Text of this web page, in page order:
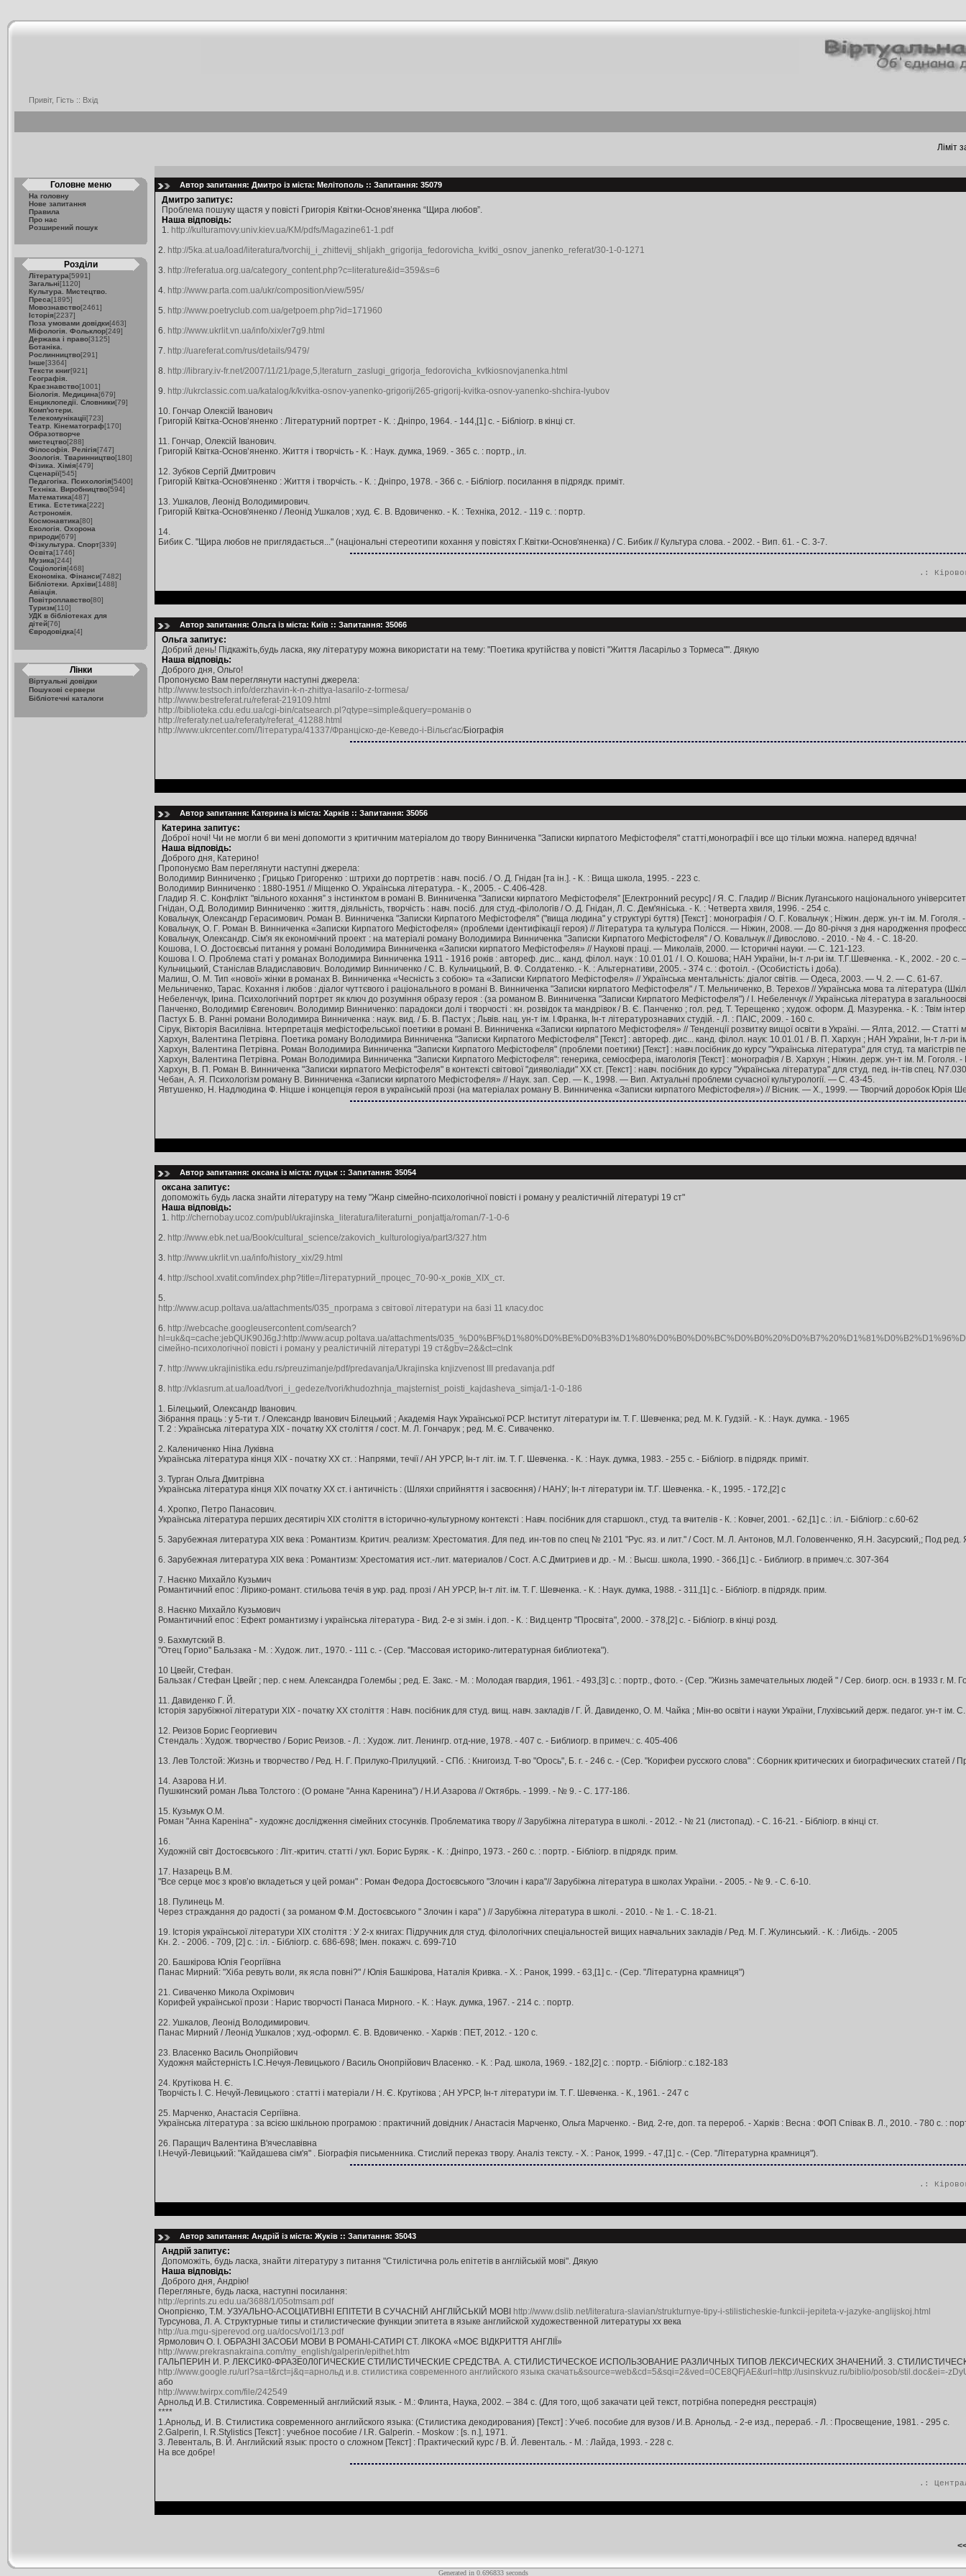
Привіт, Гість :: Вхід
Ліміт
Головне меню
На головну
Нове запитання
Правила
Про нас
Розширений пошук
Розділи
Література[5991]
Загальні[1120]
Культура. Мистецтво.
Преса[1895]
Мовознавство[2461]
Історія[2237]
Поза умовами довідки[463]
Міфологія. Фольклор[249]
Держава і право[3125]
Ботаніка.
Рослинництво[291]
Інше[3364]
Тексти книг[921]
Географія.
Краєзнавство[1001]
Біологія. Медицина[679]
Енциклопедії. Словники[79]
Комп'ютери.
Телекомунікації[723]
Театр. Кінематограф[170]
Образотворче
мистецтво[288]
Філософія. Релігія[747]
Зоологія. Тваринництво[180]
Фізика. Хімія[479]
Сценарії[545]
Педагогіка. Психологія[5400]
Техніка. Виробництво[594]
Математика[487]
Етика. Естетика[222]
Астрономія.
Космонавтика[80]
Екологія. Охорона
природи[679]
Фізкультура. Спорт[339]
Освіта[1746]
Музика[244]
Соціологія[468]
Економіка. Фінанси[7482]
Бібліотеки. Архіви[1488]
Авіація.
Повітроплавство[80]
Туризм[110]
УДК в бібліотеках для
дітей[76]
Євродовідка[4]
Лінки
Віртуальні довідки
Пошукові сервери
Бібліотечні каталоги
Автор запитання: Дмитро із міста: Мелітополь :: Запитання: 35079
Дмитро запитує:
Проблема пошуку щастя у повісті Григорія Квітки-Основ’яненка “Щира любов”.
Наша відповідь:
1. http://kulturamovy.univ.kiev.ua/KM/pdfs/Magazine61-1.pdf
2. http://5ka.at.ua/load/literatura/tvorchij_i_zhittevij_shljakh_grigorija_fedorovicha_kvitki_osnov_janenko_referat/30-1-0-1271
3. http://referatua.org.ua/category_content.php?c=literature&id=359&s=6
4. http://www.parta.com.ua/ukr/composition/view/595/
5. http://www.poetryclub.com.ua/getpoem.php?id=171960
6. http://www.ukrlit.vn.ua/info/xix/er7g9.html
7. http://uareferat.com/rus/details/9479/
8. http://library.iv-fr.net/2007/11/21/page,5,lteraturn_zaslugi_grigorja_fedorovicha_kvtkiosnovjanenka.html
9. http://ukrclassic.com.ua/katalog/k/kvitka-osnov-yanenko-grigorij/265-grigorij-kvitka-osnov-yanenko-shchira-lyubov
10. Гончар Олексій Іванович
Григорій Квітка-Основ’яненко : Літературний портрет - К. : Дніпро, 1964. - 144,[1] с. - Бібліогр. в кінці ст.
11. Гончар, Олексій Іванович.
Григорій Квітка-Основ’яненко. Життя і творчість - К. : Наук. думка, 1969. - 365 с. : портр., іл.
12. Зубков Сергій Дмитрович
Григорій Квітка-Основ'яненко : Життя і творчість. - К. : Дніпро, 1978. - 366 с. - Бібліогр. посилання в підрядк. приміт.
13. Ушкалов, Леонід Володимирович.
Григорій Квітка-Основ'яненко / Леонід Ушкалов ; худ. Є. В. Вдовиченко. - К. : Техніка, 2012. - 119 с. : портр.
14.
Бибик С. "Щира любов не приглядається..." (національні стереотипи кохання у повістях Г.Квітки-Основ'яненка) / С. Бибик // Культура слова. - 2002. - Вип. 61. - С. 3-7.
.:
Автор запитання: Ольга із міста: Київ :: Запитання: 35066
Ольга запитує:
Добрий день! Підкажіть,будь ласка, яку літературу можна використати на тему: "Поетика крутійства у повісті "Життя Ласарільо з Тормеса"". Дякую
Наша відповідь:
Доброго дня, Ольго!
Пропонуємо Вам переглянути наступні джерела:
http://www.testsoch.info/derzhavin-k-n-zhittya-lasarilo-z-tormesa/
http://www.bestreferat.ru/referat-219109.html
http://biblioteka.cdu.edu.ua/cgi-bin/catsearch.pl?qtype=simple&query=романів о
http://referaty.net.ua/referaty/referat_41288.html
http://www.ukrcenter.com/Література/41337/Франціско-де-Кеведо-і-Вільєґас/Біографія
Автор запитання: Катерина із міста: Харків :: Запитання: 35056
Катерина запитує:
Доброї ночі! Чи не могли б ви мені допомогти з критичним матеріалом до твору Винниченка "Записки кирпатого Мефістофеля" статті,монографії і все що тільки можна. наперед вдячна!
Наша відповідь:
Доброго дня, Катерино!
Пропонуємо Вам переглянути наступні джерела:
Володимир Винниченко ; Грицько Григоренко : штрихи до портретів : навч. посіб. / О. Д. Гнідан [та ін.]. - К. : Вища школа, 1995. - 223 с.
Володимир Винниченко : 1880-1951 // Міщенко О. Українська література. - К., 2005. - С.406-428.
Гладир Я. С. Конфлікт "вільного кохання” з інстинктом в романі В. Винниченка "Записки кирпатого Мефістофеля” [Електронний ресурс] / Я. С. Гладир // Вісник Луганського національного
Гнідан, О.Д. Володимир Винниченко : життя, діяльність, творчість : навч. посіб. для студ.-філологів / О. Д. Гнідан, Л. С. Дем'яніська. - К. : Четверта хвиля, 1996. - 254 с.
Ковальчук, Олександр Герасимович. Роман В. Винниченка "Записки Кирпатого Мефістофеля" ("вища людина" у структурі буття) [Текст] : монографія / О. Г. Ковальчук ; Ніжин. держ. ун-т ім. М.
Ковальчук, О. Г. Роман В. Винниченка «Записки Кирпатого Мефістофеля» (проблеми ідентифікації героя) // Література та культура Полісся. — Ніжин, 2008. — До 80-річчя з дня народження
Ковальчук, Олександр. Сім'я як економічний проект : на матеріалі роману Володимира Винниченка "Записки Кирпатого Мефістофеля" / О. Ковальчук // Дивослово. - 2010. - № 4. - С. 18-20.
Кошова, І. О. Достоєвські питання у романі Володимира Винниченка «Записки кирпатого Мефістофеля» // Наукові праці. — Миколаїв, 2000. — Історичні науки. — С. 121-123.
Кошова І. О. Проблема статі у романах Володимира Винниченка 1911 - 1916 років : автореф. дис... канд. філол. наук : 10.01.01 / І. О. Кошова; НАН України, Ін-т л-ри ім. Т.Г.Шевченка. - К., 2002. - 20 c.
Кульчицький, Станіслав Владиславович. Володимир Винниченко / С. В. Кульчицький, В. Ф. Солдатенко. - К. : Альтернативи, 2005. - 374 с. : фотоіл. - (Особистість і доба).
Малиш, О. М. Тип «нової» жінки в романах В. Винниченка «Чесність з собою» та «Записки Кирпатого Мефістофеля» // Українська ментальність: діалог світів. — Одеса, 2003. — Ч. 2. — С. 61-67.
Мельниченко, Тарас. Кохання і любов : діалог чуттєвого і раціонального в романі В. Винниченка "Записки кирпатого Мефістофеля" / Т. Мельниченко, В. Терехов // Українська мова та література
Небеленчук, Ірина. Психологічний портрет як ключ до розуміння образу героя : (за романом В. Винниченка "Записки Кирпатого Мефістофеля") / І. Небеленчук // Українська література в
Панченко, Володимир Євгенович. Володимир Винниченко: парадокси долі і творчості : кн. розвідок та мандрівок / В. Є. Панченко ; гол. ред. Т. Терещенко ; худож. оформ. Д. Мазуренка. - К. : Твім
Пастух Б. В. Ранні романи Володимира Винниченка : наук. вид. / Б. В. Пастух ; Львів. нац. ун-т ім. І.Франка, Ін-т літературознавчих студій. - Л. : ПАІС, 2009. - 160 c.
Сірук, Вікторія Василівна. Інтерпретація мефістофельської поетики в романі В. Винниченка «Записки кирпатого Мефістофеля» // Тенденції розвитку вищої освіти в Україні. — Ялта, 2012. —
Хархун, Валентина Петрівна. Поетика роману Володимира Винниченка "Записки Кирпатого Мефістофеля" [Текст] : автореф. дис... канд. філол. наук: 10.01.01 / В. П. Хархун ; НАН України, Ін-т л-ри
Хархун, Валентина Петрівна. Роман Володимира Винниченка "Записки Кирпатого Мефістофеля" (проблеми поетики) [Текст] : навч.посібник до курсу "Українська література" для студ. та
Хархун, Валентина Петрівна. Роман Володимира Винниченка "Записки Кирпатого Мефістофеля": генерика, семіосфера, імагологія [Текст] : монографія / В. Хархун ; Ніжин. держ. ун-т ім. М.
Хархун, В. П. Роман В. Винниченка "Записки кирпатого Мефістофеля" в контексті світової "дияволіади" ХХ ст. [Текст] : навч. посібник до курсу "Українська література" для студ. пед. ін-тів спец.
Чебан, А. Я. Психологізм роману В. Винниченка «Записки кирпатого Мефістофеля» // Наук. зап. Сер. — К., 1998. — Вип. Актуальні проблеми сучасної культурології. — С. 43-45.
Явтушенко, Н. Надлюдина Ф. Ніцше і концепція героя в українській прозі (на матеріалах роману В. Винниченка «Записки кирпатого Мефістофеля») // Вісник. — Х., 1999. — Творчий доробок Юрія
Автор запитання: оксана із міста: луцьк :: Запитання: 35054
оксана запитує:
допоможіть будь ласка знайти літературу на тему "Жанр сімейно-психологічної повісті і роману у реалістичній літературі 19 ст"
Наша відповідь:
1. http://chernobay.ucoz.com/publ/ukrajinska_literatura/literaturni_ponjattja/roman/7-1-0-6
2. http://www.ebk.net.ua/Book/cultural_science/zakovich_kulturologiya/part3/327.htm
3. http://www.ukrlit.vn.ua/info/history_xix/29.html
4. http://school.xvatit.com/index.php?title=Літературний_процес_70-90-х_років_ХІХ_ст.
5.
http://www.acup.poltava.ua/attachments/035_програма з світової літератури на базі 11 класу.doc
6. http://webcache.googleusercontent.com/search?
hl=uk&q=cache:jebQUK90J6gJ:http://www.acup.poltava.ua/attachments/
сімейно-психологічної повісті і роману у реалістичній літературі 19 ст&gbv=2&&ct=clnk
7. http://www.ukrajinistika.edu.rs/preuzimanje/pdf/predavanja/Ukrajinska knjizvenost III predavanja.pdf
8. http://vklasrum.at.ua/load/tvori_i_gedeze/tvori/khudozhnja_majsternist_poisti_kajdasheva_simja/1-1-0-186
1. Білецький, Олександр Іванович.
Зібрання праць : у 5-ти т. / Олександр Іванович Білецький ; Академія Наук Української РСР. Інститут літератури ім. Т. Г. Шевченка; ред. М. К. Гудзій. - К. : Наук. думка. - 1965
Т. 2 : Українська література ХІХ - початку ХХ століття / сост. М. Л. Гончарук ; ред. М. Є. Сиваченко.
2. Калениченко Ніна Луківна
Українська література кінця ХІХ - початку ХХ ст. : Напрями, течії / АН УРСР, Ін-т літ. ім. Т. Г. Шевченка. - К. : Наук. думка, 1983. - 255 с. - Бібліогр. в підрядк. приміт.
3. Турган Ольга Дмитрівна
Українська література кінця ХIХ початку ХХ ст. і античність : (Шляхи сприйняття і засвоєння) / НАНУ; Ін-т літератури ім. Т.Г. Шевченка. - К., 1995. - 172,[2] с
4. Хропко, Петро Панасович.
Українська література перших десятиріч ХІХ століття в історично-культурному контексті : Навч. посібник для старшокл., студ. та вчителів - К. : Ковчег, 2001. - 62,[1] с. : іл. - Бібліогр.: с.60-62
5. Зарубежная литература ХIХ века : Романтизм. Критич. реализм: Хрестоматия. Для пед. ин-тов по спец № 2101 "Рус. яз. и лит." / Сост. М. Л. Антонов, М.Л. Головенченко, Я.Н. Засурский,; Под
6. Зарубежная литература ХIХ века : Романтизм: Хрестоматия ист.-лит. материалов / Сост. А.С.Дмитриев и др. - М. : Высш. школа, 1990. - 366,[1] с. - Библиогр. в примеч.:с. 307-364
7. Наєнко Михайло Кузьмич
Романтичний епос : Лірико-романт. стильова течія в укр. рад. прозі / АН УРСР, Ін-т літ. ім. Т. Г. Шевченка. - К. : Наук. думка, 1988. - 311,[1] с. - Бібліогр. в підрядк. прим.
8. Наєнко Михайло Кузьмович
Романтичний епос : Ефект романтизму і українська література - Вид. 2-е зі змін. і доп. - К. : Вид.центр "Просвіта", 2000. - 378,[2] с. - Бібліогр. в кінці розд.
9. Бахмутский В.
"Отец Горио" Бальзака - М. : Худож. лит., 1970. - 111 с. - (Сер. "Массовая историко-литературная библиотека").
10 Цвейг, Стефан.
Бальзак / Стефан Цвейг ; пер. с нем. Александра Голембы ; ред. Е. Закс. - М. : Молодая гвардия, 1961. - 493,[3] с. : портр., фото. - (Сер. "Жизнь замечательных людей " / Сер. биогр. осн. в 1933 г. М.
11. Давиденко Г. Й.
Історія зарубіжної літератури XІХ - початку ХХ століття : Навч. посібник для студ. вищ. навч. закладів / Г. Й. Давиденко, О. М. Чайка ; Мін-во освіти і науки України, Глухівський держ. педагог. ун-т
12. Реизов Борис Георгиевич
Стендаль : Худож. творчество / Борис Реизов. - Л. : Худож. лит. Ленингр. отд-ние, 1978. - 407 с. - Библиогр. в примеч.: с. 405-406
13. Лев Толстой: Жизнь и творчество / Ред. Н. Г. Прилуко-Прилуцкий. - СПб. : Книгоизд. Т-во "Орось", Б. г. - 246 с. - (Сер. "Корифеи русского слова" : Сборник критических и биографических статей /
14. Азарова Н.И.
Пушкинский роман Льва Толстого : (О романе "Анна Каренина") / Н.И.Азарова // Октябрь. - 1999. - № 9. - С. 177-186.
15. Кузьмук О.М.
Роман "Анна Кареніна" - художнє дослідження сімейних стосунків. Проблематика твору // Зарубіжна література в школі. - 2012. - № 21 (листопад). - С. 16-21. - Бібліогр. в кінці ст.
16.
Художній світ Достоєвського : Літ.-критич. статті / укл. Борис Буряк. - К. : Дніпро, 1973. - 260 с. : портр. - Бiблiогр. в пiдрядк. прим.
17. Назарець В.М.
"Все серце моє з кров’ю вкладеться у цей роман" : Роман Федора Достоєвського "Злочин і кара"// Зарубіжна література в школах України. - 2005. - № 9. - С. 6-10.
18. Пулинець М.
Через страждання до радості ( за романом Ф.М. Достоєвського " Злочин і кара" ) // Зарубіжна література в школі. - 2010. - № 1. - С. 18-21.
19. Історія української літератури ХІХ століття : У 2-х книгах: Підручник для студ. філологічних спеціальностей вищих навчальних закладів / Ред. М. Г. Жулинський. - К. : Либідь. - 2005
Кн. 2. - 2006. - 709, [2] с. : іл. - Бібліогр. с. 686-698; Імен. покажч. с. 699-710
20. Башкірова Юлія Георгіївна
Панас Мирний: "Хіба ревуть воли, як ясла повні?" / Юлія Башкірова, Наталія Кривка. - Х. : Ранок, 1999. - 63,[1] с. - (Сер. "Літературна крамниця")
21. Сиваченко Микола Охрімович
Корифей української прози : Нарис творчості Панаса Мирного. - К. : Наук. думка, 1967. - 214 с. : портр.
22. Ушкалов, Леонід Володимирович.
Панас Мирний / Леонід Ушкалов ; худ.-оформл. Є. В. Вдовиченко. - Харків : ПЕТ, 2012. - 120 с.
23. Власенко Василь Онопрійович
Художня майстерність І.С.Нечуя-Левицького / Василь Онопрійович Власенко. - К. : Рад. школа, 1969. - 182,[2] с. : портр. - Бібліогр.: с.182-183
24. Крутікова Н. Є.
Творчість І. С. Нечуй-Левицького : статті і матеріали / Н. Є. Крутікова ; АН УРСР, Ін-т літератури ім. Т. Г. Шевченка. - К., 1961. - 247 с
25. Марченко, Анастасія Сергіївна.
Українська література : за всією шкільною програмою : практичний довідник / Анастасія Марченко, Ольга Марченко. - Вид. 2-ге, доп. та перероб. - Харків : Весна : ФОП Співак В. Л., 2010. - 780 с. :
26. Паращич Валентина В'ячеславівна
І.Нечуй-Левицький: "Кайдашева сім'я" . Біографія письменника. Стислий переказ твору. Аналіз тексту. - Х. : Ранок, 1999. - 47,[1] с. - (Сер. "Літературна крамниця").
.:
Автор запитання: Андрій із міста: Жуків :: Запитання: 35043
Андрій запитує:
Допоможіть, будь ласка, знайти літературу з питання "Стилістична роль епітетів в англійській мові". Дякую
Наша відповідь:
Доброго дня, Андрію!
Перегляньте, будь ласка, наступні посилання:
http://eprints.zu.edu.ua/3688/1/05otmsam.pdf
Онопрієнко, Т.М. УЗУАЛЬНО-АСОЦІАТИВНІ ЕПІТЕТИ В СУЧАСНІЙ АНГЛІЙСЬКІЙ МОВІ http://www.dslib.net/literatura-slavian/strukturnye-tipy-i-stilisticheskie-funkcii-jepiteta-v-jazyke-anglijskoj.html
Турсунова, Л. А. Структурные типы и стилистические функции эпитета в языке английской художественной литературы хх века
http://ua.mgu-sjperevod.org.ua/docs/vol1/13.pdf
Ярмолович О. І. ОБРАЗНІ ЗАСОБИ МОВИ В РОМАНІ-САТИРІ СТ. ЛІКОКА «МОЄ ВІДКРИТТЯ АНГЛІЇ»
http://www.prekrasnakraina.com/my_english/galperin/epithet.htm
ГАЛЬПЕРИН И. Р. ЛЕКСИК0-ФРАЗЕ0Л0ГИЧЕСКИЕ СТИЛИСТИЧЕСКИE СРЕДСТВА. А. СТИЛИСТИЧЕСКОЕ ИСПОЛЬЗОВАНИЕ РАЗЛИЧНЫХ ТИПОВ ЛЕКСИЧЕСКИХ ЗНАЧЕНИЙ. 3.
http://www.google.ru/url?sa=t&rct=j&q=арнольд и.в. стилистика современного английского языка скачать&source=web&cd=5&sqi=2&ved=0CE8QFjAE&url=http://usinskvuz.ru/biblio/posob/
або
http://www.twirpx.com/file/242549
Арнольд И.В. Стилистика. Современный английский язык. - М.: Флинта, Наука, 2002. – 384 с. (Для того, щоб закачати цей текст, потрібна попередня реєстрація)
****
1.Арнольд, И. В. Стилистика современного английского языка: (Стилистика декодирования) [Текст] : Учеб. пособие для вузов / И.В. Арнольд. - 2-е изд., перераб. - Л. : Просвещение, 1981. - 295 с.
2.Galperin, I. R.Stylistics [Текст] : учебное пособие / I.R. Galperin. - Moskow : [s. n.], 1971.
3. Левенталь, В. Й. Английский язык: просто о сложном [Текст] : Практический курс / В. Й. Левенталь. - М. : Лайда, 1993. - 228 с.
На все добре!
.:
Generated in 0.696833 seconds